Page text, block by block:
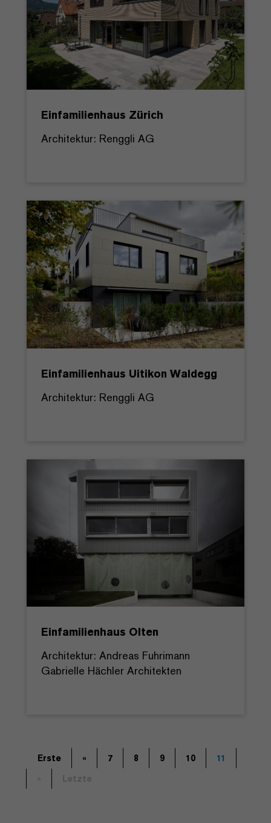
Einfamilienhaus Zürich
Architektur: Renggli AG
Einfamilienhaus Uitikon Waldegg
Architektur: Renggli AG
Einfamilienhaus Olten
Architektur: Andreas Fuhrimann
Gabrielle Hächler Architekten
Erste « 7 8 9 10
11